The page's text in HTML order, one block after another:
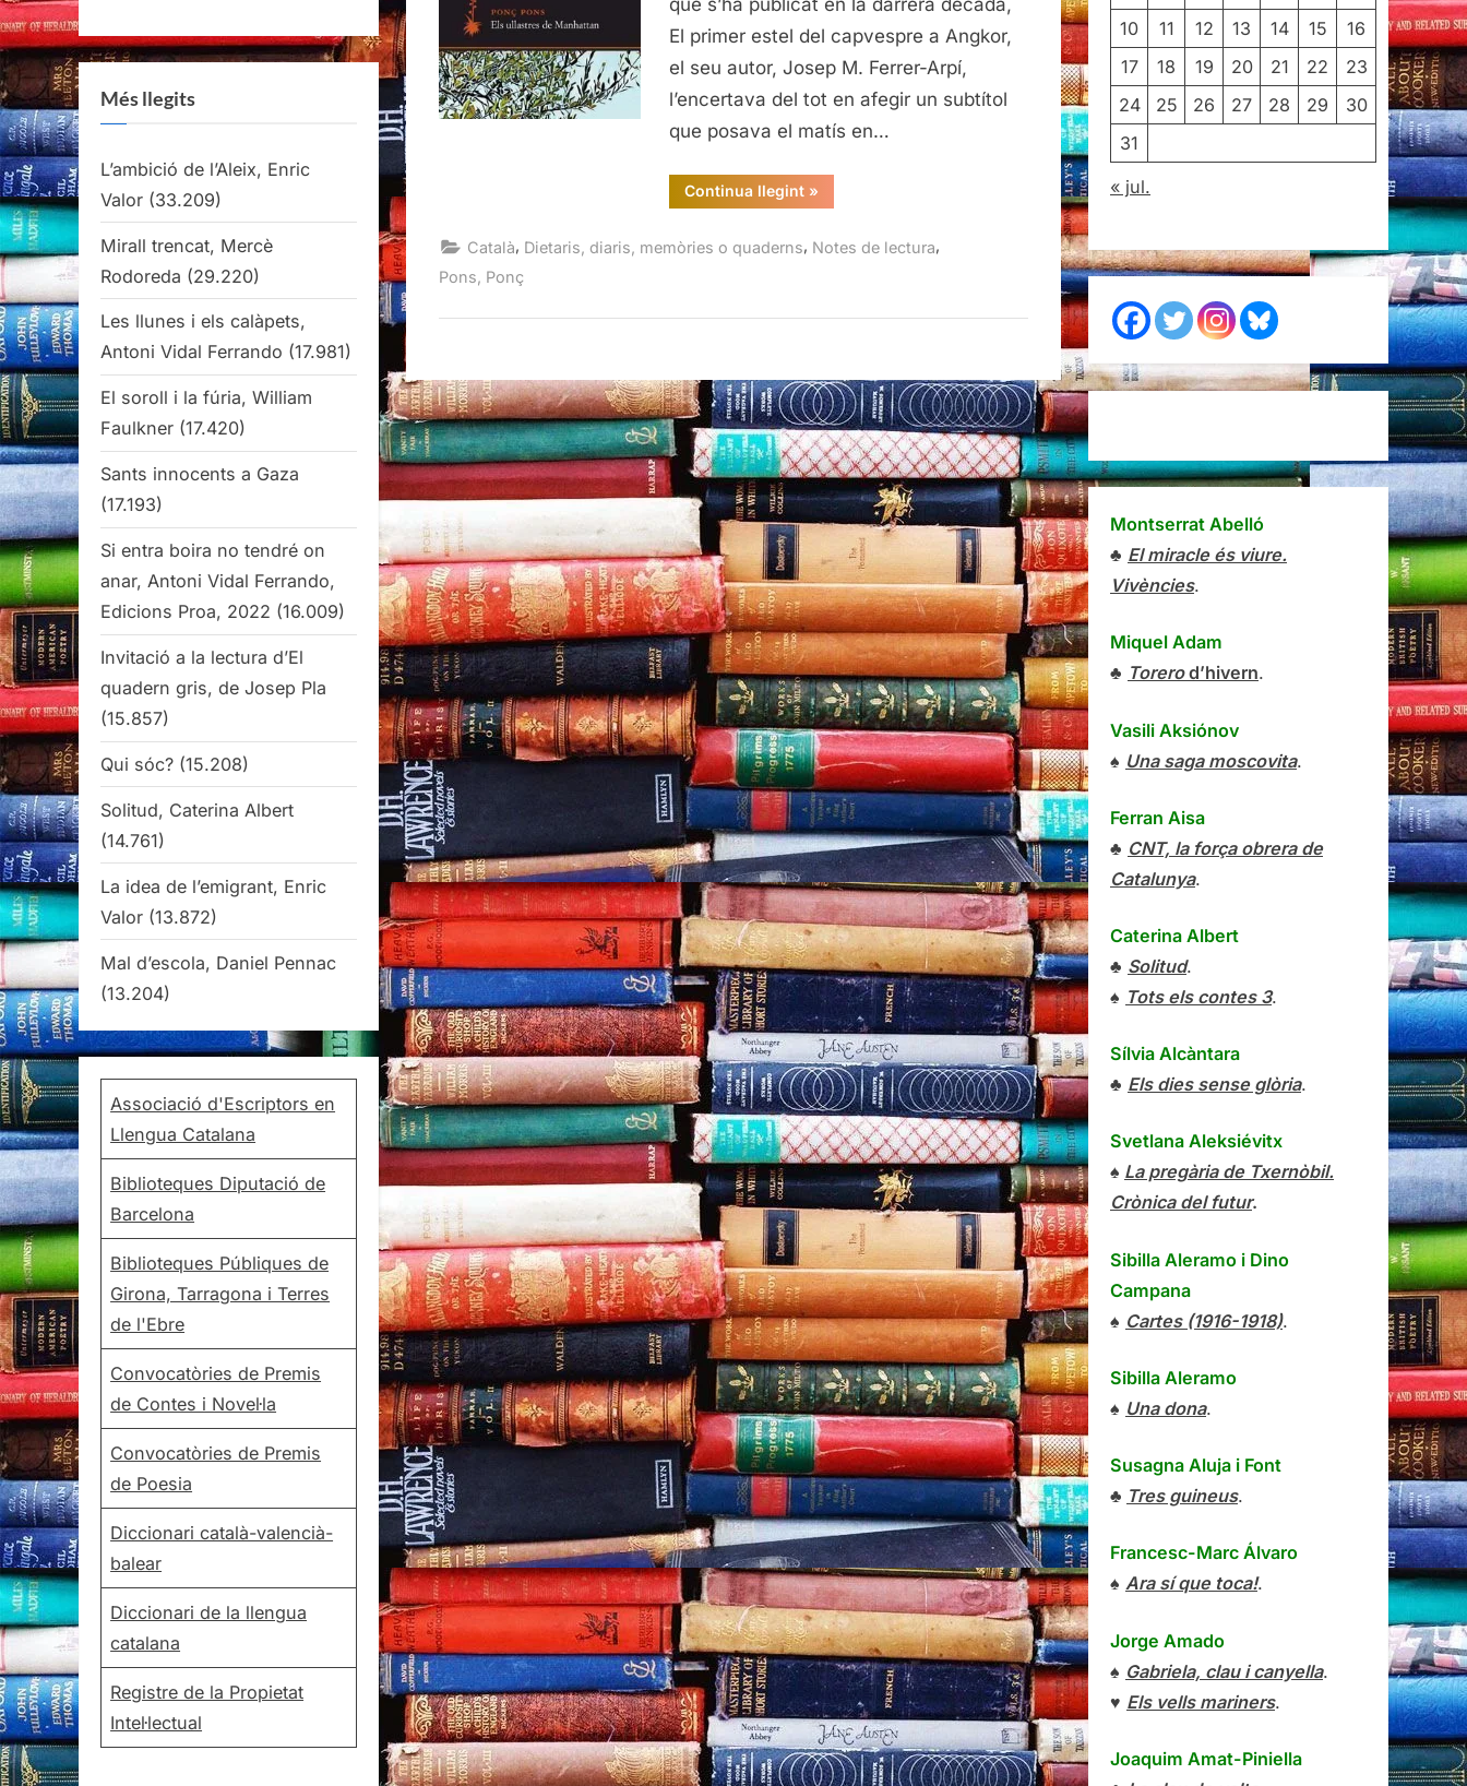
El primer estel del capvespre a Angkor,
el seu autor, Josep M. Ferrer-Arpí,
l’encertava del tot en afegir un subtítol
que posava el matís en…
Continua llegint“Els
ullastres
Ponç
»
Català, Dietaris, diaris, memòries o quaderns, Notes de lectura,
Pons, Ponç
Més llegits
L’ambició de l’Aleix, Enric
Valor (33.209)
Mirall trencat, Mercè
Rodoreda (29.220)
Les llunes i els calàpets,
Antoni Vidal Ferrando (17.981)
El soroll i la fúria, William
Faulkner (17.420)
Sants innocents a Gaza
(17.193)
Si entra boira no tendré on
anar, Antoni Vidal Ferrando,
Edicions Proa, 2022 (16.009)
Invitació a la lectura d’El
quadern gris, de Josep Pla
(15.857)
Qui sóc? (15.208)
Solitud, Caterina Albert
(14.761)
La idea de l’emigrant, Enric
Valor (13.872)
Mal d’escola, Daniel Pennac
(13.204)
Associació d'Escriptors en
Llengua Catalana
Biblioteques Diputació de
Barcelona
Biblioteques Públiques de
Girona, Tarragona i Terres
de l'Ebre
Convocatòries de Premis
de Contes i Novel·la
Convocatòries de Premis
de Poesia
Diccionari català-valencià-
balear
Diccionari de la llengua
catalana
Registre de la Propietat
Intel·lectual
10
11 12 13 14 15
16
17
18 19 20 21 22
23
24
25 26 27 28 29
30
31
« jul.
Montserrat Abelló
♣ El miracle és viure.
Vivències.
Miquel Adam
♣ Torerod’hivern.
Vasili Aksiónov
♠ Una saga moscovita.
Ferran Aisa
♣ CNT, la força obrera de
Catalunya.
Caterina Albert
♣ Solitud.
♠ Tots els contes 3.
Sílvia Alcàntara
♣ Els dies sense glòria.
Svetlana Aleksiévitx
♠ La pregària de Txernòbil.
Crònica del futur.
Sibilla Aleramo i Dino
Campana
♠ Cartes (1916-1918).
Sibilla Aleramo
♠ Una dona.
Susagna Aluja i Font
♣ Tres guineus.
Francesc-Marc Álvaro
♠ Ara sí que toca!.
Jorge Amado
♠ Gabriela, clau i canyella.
♥ Els vells mariners.
Joaquim Amat-Piniella